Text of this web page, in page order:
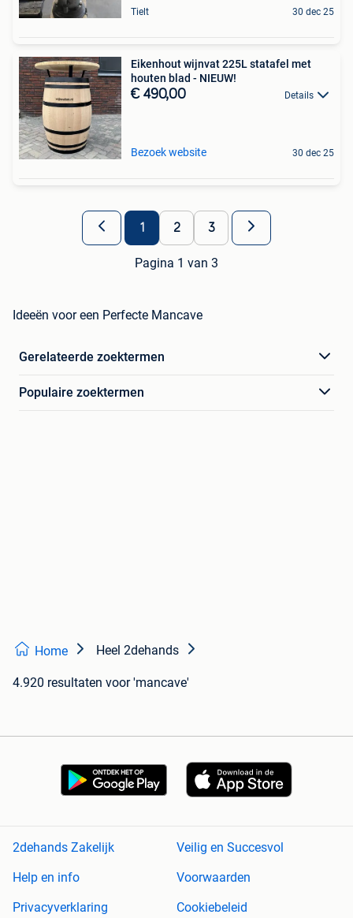
Tielt 30 dec 25
Eikenhout wijnvat 225L statafel met
houten blad - NIEUW!
€ 490,00 Details
Bezoek website 30 dec 25
1 2 3
Pagina 1 van 3
Ideeën voor een Perfecte Mancave
Gerelateerde zoektermen
Populaire zoektermen
Home Heel 2dehands
4.920 resultaten voor 'mancave'
2dehands Zakelijk
Veilig en Succesvol
Help en info
Voorwaarden
Privacyverklaring
Cookiebeleid